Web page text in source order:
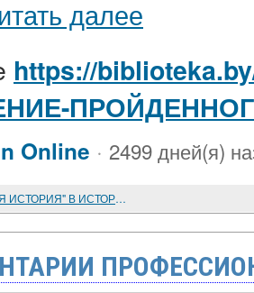
далее
https://
Online · 2499 дней(я)
"НОВАЯ СОЦИАЛЬНАЯ ИСТОРИЯ" В ИСТОРИОГРАФИИ США